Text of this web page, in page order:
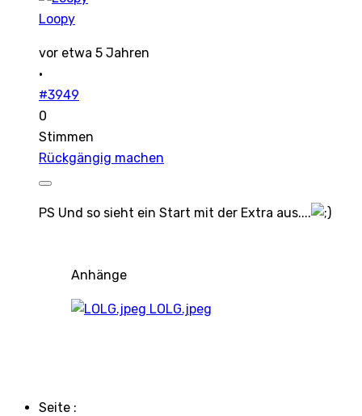
Loopy
vor etwa 5 Jahren
·
#3949
0
Stimmen
Rückgängig machen
PS Und so sieht ein Start mit der Extra aus....
Anhänge
LOLG.jpeg
Seite :